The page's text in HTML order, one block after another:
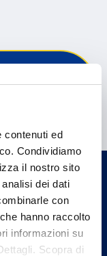
contenuti ed
Condividiamo
il nostro sito
dei dati
con
hanno raccolto
informazioni su
Scopra di
parla con